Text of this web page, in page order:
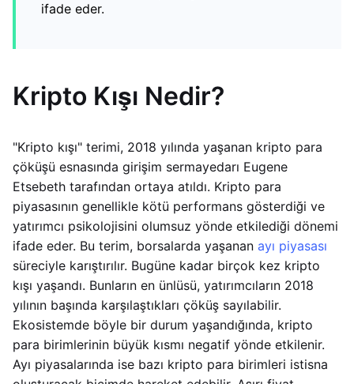
ifade eder.
Kripto Kışı Nedir?
"Kripto kışı" terimi, 2018 yılında yaşanan kripto para
çöküşü esnasında girişim sermayedarı Eugene
Etsebeth tarafından ortaya atıldı. Kripto para
piyasasının genellikle kötü performans gösterdiği ve
yatırımcı psikolojisini olumsuz yönde etkilediği dönemi
ifade eder. Bu terim, borsalarda yaşanan ayı piyasası
süreciyle karıştırılır. Bugüne kadar birçok kez kripto
kışı yaşandı. Bunların en ünlüsü, yatırımcıların 2018
yılının başında karşılaştıkları çöküş sayılabilir.
Ekosistemde böyle bir durum yaşandığında, kripto
para birimlerinin büyük kısmı negatif yönde etkilenir.
Ayı piyasalarında ise bazı kripto para birimleri istisna